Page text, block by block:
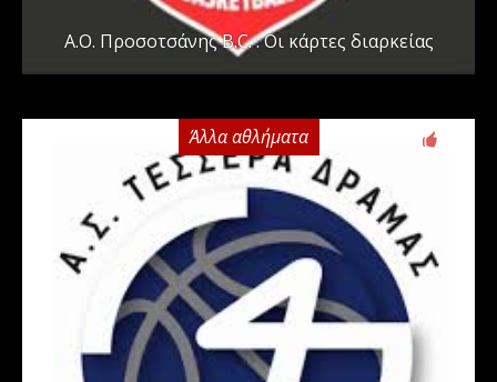
Α.Ο. Προσοτσάνης B.C. : Οι κάρτες διαρκείας
Άλλα αθλήματα